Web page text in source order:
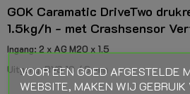
GOK Caramatic DriveTwo
1.5kg/h - met Crashsensor
Ingang: 2 x AG M20 x 1.5
Uitgang: RVS 10 / 8 mm
VOOR EEN GOED AFGESTELDE
WEBSITE, MAKEN WIJ GEBRUIK